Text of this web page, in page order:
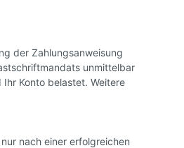
der Zahlungsanweisung
unmittelbar
Konto belastet. Weitere
nach einer erfolgreichen